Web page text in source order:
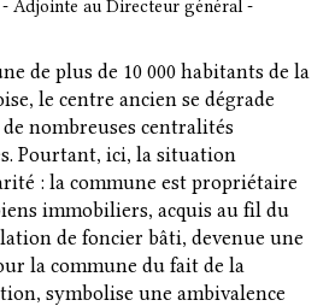
Adjointe au Directeur général -
de plus de 10 000 habitants de la
le centre ancien se dégrade
nombreuses centralités
Pourtant, ici, la situation
: la commune est propriétaire
immobiliers, acquis au fil du
de foncier bâti, devenue une
la commune du fait de la
symbolise une ambivalence